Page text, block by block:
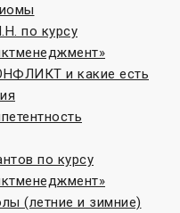
по курсу
и какие есть
по курсу
(летние и зимние)